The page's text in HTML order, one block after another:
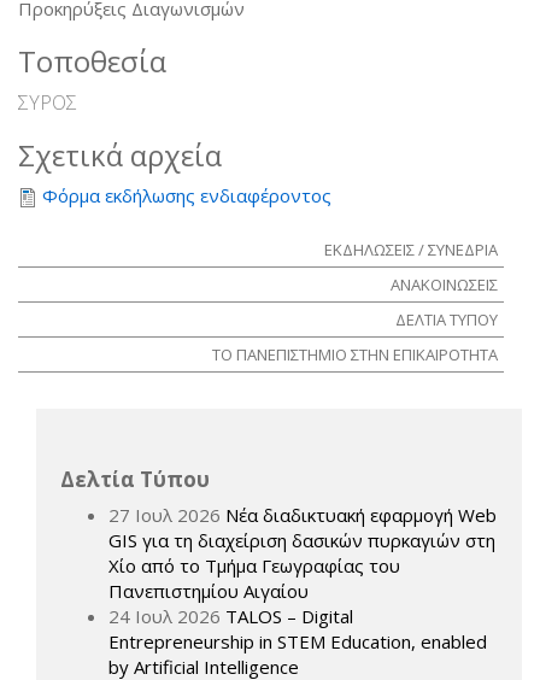
Προκηρύξεις Διαγωνισμών
Τοποθεσία
ΣΥΡΟΣ
Σχετικά αρχεία
Φόρμα εκδήλωσης ενδιαφέροντος
ΕΚΔΗΛΩΣΕΙΣ / ΣΥΝΕΔΡΙΑ
ΑΝΑΚΟΙΝΩΣΕΙΣ
ΔΕΛΤΙΑ ΤΥΠΟΥ
ΤΟ ΠΑΝΕΠΙΣΤΗΜΙΟ ΣΤΗΝ ΕΠΙΚΑΙΡΟΤΗΤΑ
Δελτία Τύπου
27 Ιουλ 2026 Νέα διαδικτυακή εφαρμογή Web
GIS για τη διαχείριση δασικών πυρκαγιών στη
Χίο από το Τμήμα Γεωγραφίας του
Πανεπιστημίου Αιγαίου
24 Ιουλ 2026 TALOS – Digital
Entrepreneurship in STEM Education, enabled
by Artificial Intelligence